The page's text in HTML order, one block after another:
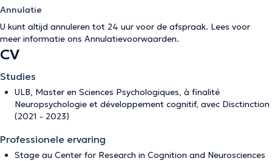
Annulatie
U kunt altijd annuleren tot 24 uur voor de afspraak. Lees voor
meer informatie ons Annulatievoorwaarden.
CV
Studies
ULB, Master en Sciences Psychologiques, à finalité
Neuropsychologie et développement cognitif, avec Disctinction
(2021 - 2023)
Professionele ervaring
Stage au Center for Research in Cognition and Neurosciences